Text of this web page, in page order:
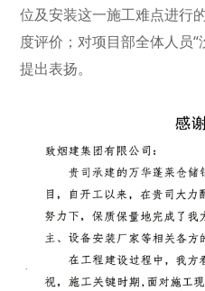
位及安装这一施工难点进行
度评价；对项目部全体人员
提出表扬。